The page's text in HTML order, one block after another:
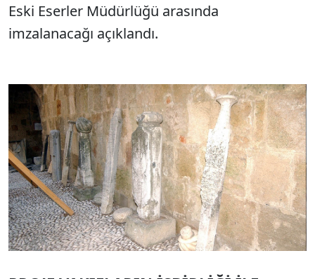
Eski Eserler Müdürlüğü arasında
imzalanacağı açıklandı.